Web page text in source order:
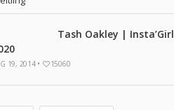
Tash Oakley | Insta’Girl
19, 2014 • 15060